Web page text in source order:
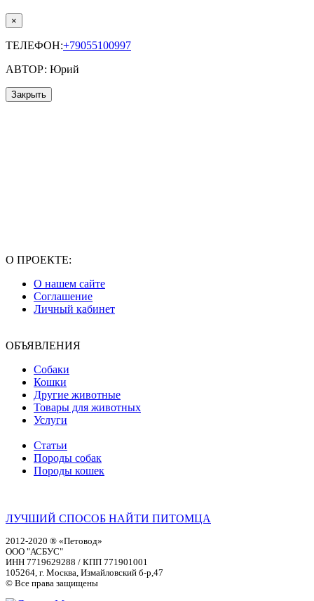
×
ТЕЛЕФОН:+79055100997
АВТОР: Юрий
Закрыть
О ПРОЕКТЕ:
О нашем сайте
Соглашение
Личный кабинет
ОБЪЯВЛЕНИЯ
Собаки
Кошки
Другие животные
Товары для животных
Услуги
Статьи
Породы собак
Породы кошек
ЛУЧШИЙ СПОСОБ НАЙТИ ПИТОМЦА
2012-2020 ® «Петовод»
ООО "АСБУС"
ИНН 7719629288 / КПП 771901001
105264, г. Москва, Измайловский б-р,47
© Все права защищены